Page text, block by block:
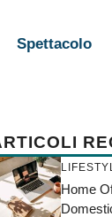
Spettacolo
Home